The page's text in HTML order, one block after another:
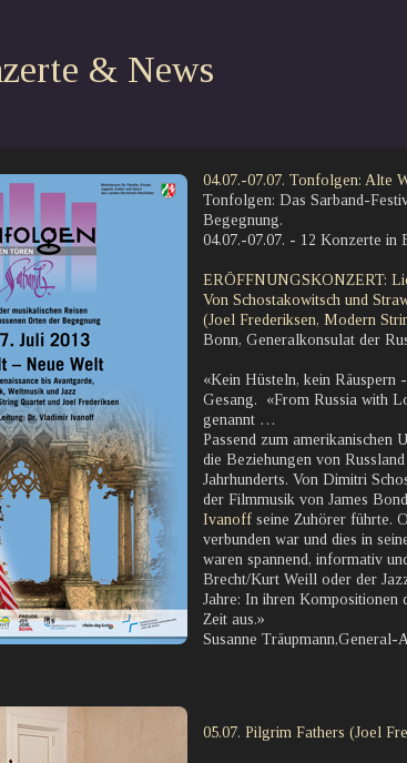
& News
04.07.-07.07. Tonfolgen: Alte
Tonfolgen: Das Sarband-
Begegnung.
04.07.-07.07. - 12 Konzerte in
ERÖFFNUNGSKONZERT:
Von Schostakowitsch und
(Joel Frederiksen, Modern
Bonn, Generalkonsulat der
«Kein Hüsteln, kein Räuspern
Gesang. «From Russia with
genannt …
Passend zum amerikanischen
die Beziehungen von
Jahrhunderts. Von Dimitri
der Filmmusik von James
Ivanoff seine Zuhörer führte.
verbunden war und dies in
waren spannend, informativ
Brecht/Kurt Weill oder der
Jahre: In ihren Kompositionen
Zeit aus.»
Susanne Träupmann,General-
05.07. Pilgrim Fathers (Joel